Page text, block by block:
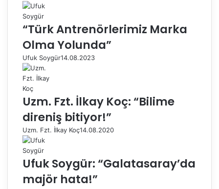
“Türk Antrenörlerimiz Marka
Olma Yolunda”
Ufuk Soygür14.08.2023
Uzm. Fzt. İlkay Koç: “Bilime
direniş bitiyor!”
Uzm. Fzt. İlkay Koç14.08.2020
Ufuk Soygür: “Galatasaray’da
majör hata!”